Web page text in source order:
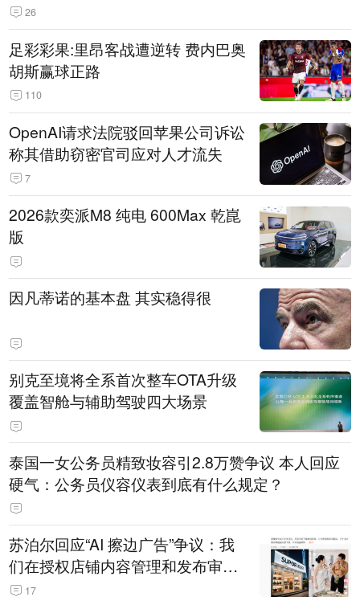
26
足彩彩果:里昂客战遭逆转 费内巴奥
胡斯赢球正路
110
OpenAI请求法院驳回苹果公司诉讼
称其借助窃密官司应对人才流失
7
2026款奕派M8 纯电 600Max 乾崑
版
因凡蒂诺的基本盘 其实稳得很
别克至境将全系首次整车OTA升级
覆盖智舱与辅助驾驶四大场景
泰国一女公务员精致妆容引2.8万赞争议 本人回应
硬气：公务员仪容仪表到底有什么规定？
苏泊尔回应“AI 擦边广告”争议：我
们在授权店铺内容管理和发布审核
机制上仍有疏漏
17